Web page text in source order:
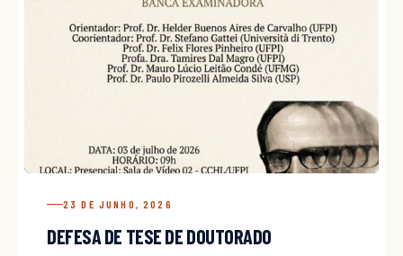
23 DE JUNHO, 2026
DEFESA DE TESE DE DOUTORADO